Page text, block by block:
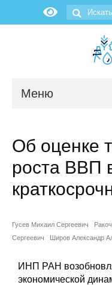
Меню
Сотрудники
Об оценке
роста ВВП
Гусев Михаил Сергеевич
Сергеевич
Широв Александр
ИНП РАН
экономической